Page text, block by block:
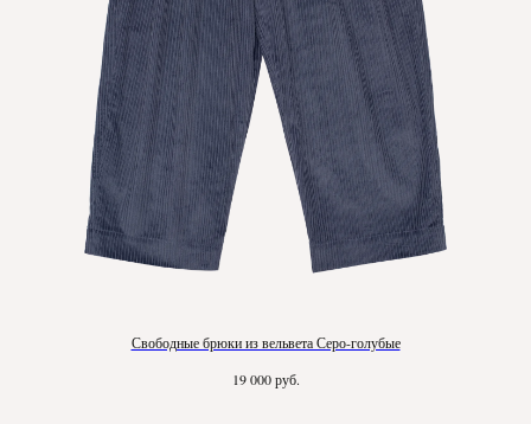
Свободные брюки из вельвета Серо-голубые
19 000 руб.